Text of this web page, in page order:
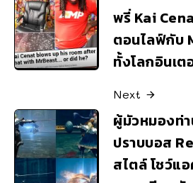
พรี่ Kai
ตอนไลฟ์กับ
ทั้งโลกอินเต
Next
ผู้มัวหมองท่
ปราบบอส
สไตล์ โชว์แ